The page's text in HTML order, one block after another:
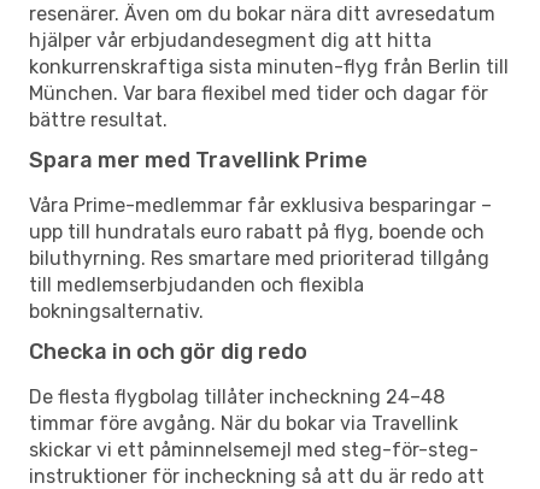
resenärer. Även om du bokar nära ditt avresedatum
hjälper vår erbjudandesegment dig att hitta
konkurrenskraftiga sista minuten-flyg från Berlin till
München. Var bara flexibel med tider och dagar för
bättre resultat.
Spara mer med Travellink Prime
Våra Prime-medlemmar får exklusiva besparingar –
upp till hundratals euro rabatt på flyg, boende och
biluthyrning. Res smartare med prioriterad tillgång
till medlemserbjudanden och flexibla
bokningsalternativ.
Checka in och gör dig redo
De flesta flygbolag tillåter incheckning 24–48
timmar före avgång. När du bokar via Travellink
skickar vi ett påminnelsemejl med steg-för-steg-
instruktioner för incheckning så att du är redo att